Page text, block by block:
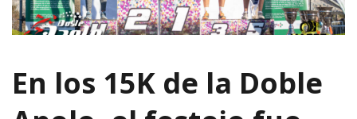
En los 15K de la Doble
Apolo, el festejo fue